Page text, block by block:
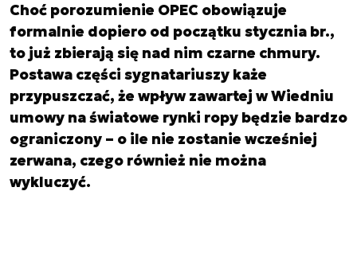
Choć porozumienie OPEC obowiązuje
formalnie dopiero od początku stycznia br.,
to już zbierają się nad nim czarne chmury.
Postawa części sygnatariuszy każe
przypuszczać, że wpływ zawartej w Wiedniu
umowy na światowe rynki ropy będzie bardzo
ograniczony – o ile nie zostanie wcześniej
zerwana, czego również nie można
wykluczyć.